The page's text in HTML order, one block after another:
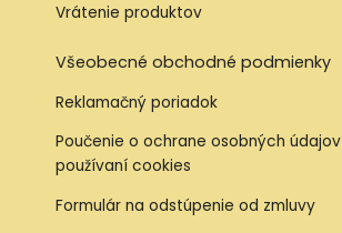
Vrátenie produktov
Všeobecné obchodné podmienky
Reklamačný poriadok
Poučenie o ochrane osobných
používaní cookies
Formulár na odstúpenie od zmluvy